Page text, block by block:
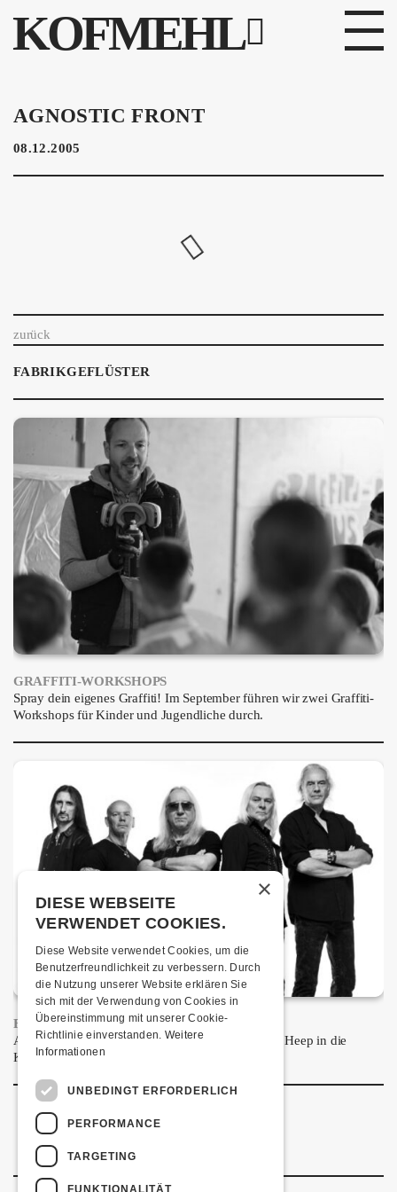
KOFMEHL
PROGRAMM
FABRIKGEFLÜSTER
GALERIE
INFOS
KONTAKT
ÜBER UNS
GÖNNEREI
SHOP
MITMACHEN
AGNOSTIC FRONT
08.12.2005
zurück
FABRIKGEFLÜSTER
GRAFFITI-WORKSHOPS
Spray dein eigenes Graffiti! Im September führen wir zwei Graffiti-
Workshops für Kinder und Jugendliche durch.
FRISCH BESTÄTIGT: URIAH HEEP
Am Sonntag, 15. November 2026 kommen Uriah Heep in die
Kulturfabrik Kofmehl!
×
DIESE WEBSEITE
VERWENDET COOKIES.
Diese Website verwendet Cookies, um die
Benutzerfreundlichkeit zu verbessern. Durch
die Nutzung unserer Website erklären Sie
sich mit der Verwendung von Cookies in
Übereinstimmung mit unserer Cookie-
Richtlinie einverstanden. Weitere
Informationen
UNBEDINGT ERFORDERLICH
PERFORMANCE
TARGETING
FUNKTIONALITÄT